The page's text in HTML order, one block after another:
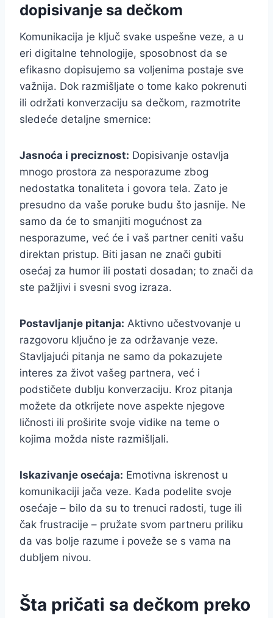
dopisivanje sa dečkom
Komunikacija je ključ svake uspešne veze, a u
eri digitalne tehnologije, sposobnost da se
efikasno dopisujemo sa voljenima postaje sve
važnija. Dok razmišljate o tome kako pokrenuti
ili održati konverzaciju sa dečkom, razmotrite
sledeće detaljne smernice:
Jasnoća i preciznost: Dopisivanje ostavlja
mnogo prostora za nesporazume zbog
nedostatka tonaliteta i govora tela. Zato je
presudno da vaše poruke budu što jasnije. Ne
samo da će to smanjiti mogućnost za
nesporazume, već će i vaš partner ceniti vašu
direktan pristup. Biti jasan ne znači gubiti
osećaj za humor ili postati dosadan; to znači da
ste pažljivi i svesni svog izraza.
Postavljanje pitanja: Aktivno učestvovanje u
razgovoru ključno je za održavanje veze.
Stavljajući pitanja ne samo da pokazujete
interes za život vašeg partnera, već i
podstičete dublju konverzaciju. Kroz pitanja
možete da otkrijete nove aspekte njegove
ličnosti ili proširite svoje vidike na teme o
kojima možda niste razmišljali.
Iskazivanje osećaja: Emotivna iskrenost u
komunikaciji jača veze. Kada podelite svoje
osećaje – bilo da su to trenuci radosti, tuge ili
čak frustracije – pružate svom partneru priliku
da vas bolje razume i poveže se s vama na
dubljem nivou.
Šta pričati sa dečkom preko